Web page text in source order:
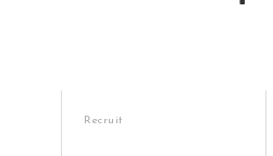
Recruit